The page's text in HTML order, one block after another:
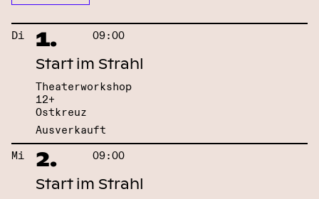
Di 1. 09:00
Start im Strahl
Theaterworkshop
12+
Ostkreuz
Ausverkauft
Mi
2. 09:00
Start im Strahl